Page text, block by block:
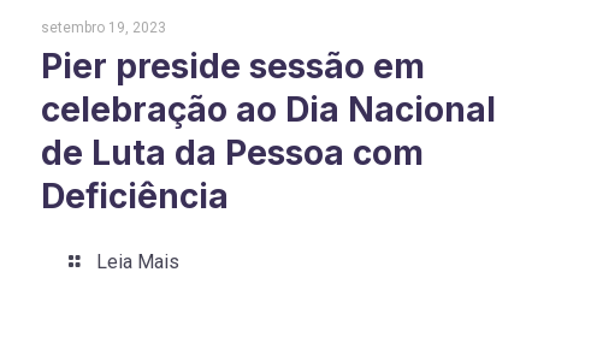
setembro 19, 2023
Pier preside sessão em
celebração ao Dia Nacional
de Luta da Pessoa com
Deficiência
Leia Mais